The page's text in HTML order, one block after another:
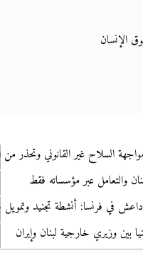
الإنسان
السلاح غير القانوني وتحذر من
والتعامل عبر مؤسساته فقط
داعش في فرنسا: أنشطة تجنيد
بين وزيري خارجية لبنان وإيران